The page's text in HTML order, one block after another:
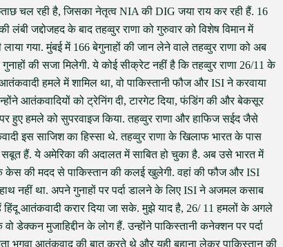
चल रही है, जिसका नेतृत्व NIA की DIG जया राय कर रही हैं. 16
लंबी जद्दोजहद के बाद तहव्वुर राणा को गुरुवार को विशेष विमान में
लाया गया. मुंबई में 166 बेगुनाहों की जान लेने वाले तहव्वुर राणा को अब
की सजा मिलेगी. ये कोई सीक्रेट नहीं है कि तहव्वुर राणा 26/11 के
हमले में शामिल था, वो पाकिस्तानी फौज और ISI ने करवाया
आतंकवादियों को ट्रेनिंग दी, टारगेट दिया, फंडिंग की और बेकसूर
पर हुए हमले को सुपरवाइज किया. तहव्वुर राणा और हाफिज सईद जैसे
इस साजिश का हिस्सा थे. तहव्वुर राणा के खिलाफ भारत के पास
सबूत हैं. ये अमेरिका की अदालत में साबित हो चुका है. अब उसे भारत में
केस की मदद से पाकिस्तान की कलई खुलेगी. वहां की फौज और ISI
नहीं था. अपने गुनाहों पर पर्दा डालने के लिए ISI ने अजमल कसाब
हिंदू आतंकवादी करार दिया जा सके. मुझे याद है, 26/ 11 हमलों के अगले
डेक्कन मुजाहिद्दीन के लोग हैं. उन्होंने पाकिस्तानी कनेक्शन पर पर्दा
भगवा आतंकवाद की बात करते थे और यही बहाना लेकर पाकिस्तान की